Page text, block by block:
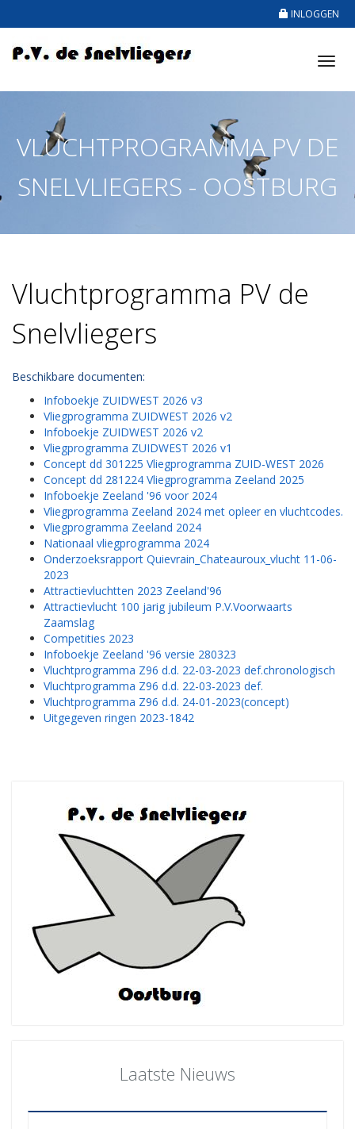
INLOGGEN
VLUCHTPROGRAMMA PV DE
SNELVLIEGERS - OOSTBURG
Vluchtprogramma PV de
Snelvliegers
Beschikbare documenten:
Infoboekje ZUIDWEST 2026 v3
Vliegprogramma ZUIDWEST 2026 v2
Infoboekje ZUIDWEST 2026 v2
Vliegprogramma ZUIDWEST 2026 v1
Concept dd 301225 Vliegprogramma ZUID-WEST 2026
Concept dd 281224 Vliegprogramma Zeeland 2025
Infoboekje Zeeland '96 voor 2024
Vliegprogramma Zeeland 2024 met opleer en vluchtcodes.
Vliegprogramma Zeeland 2024
Nationaal vliegprogramma 2024
Onderzoeksrapport Quievrain_Chateauroux_vlucht 11-06-
2023
Attractievluchtten 2023 Zeeland'96
Attractievlucht 100 jarig jubileum P.V.Voorwaarts
Zaamslag
Competities 2023
Infoboekje Zeeland '96 versie 280323
Vluchtprogramma Z96 d.d. 22-03-2023 def.chronologisch
Vluchtprogramma Z96 d.d. 22-03-2023 def.
Vluchtprogramma Z96 d.d. 24-01-2023(concept)
Uitgegeven ringen 2023-1842
Laatste Nieuws